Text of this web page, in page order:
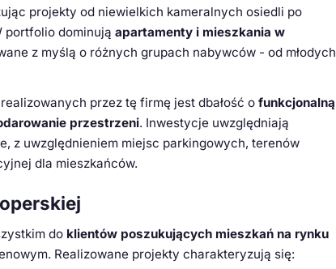
projekty od niewielkich kameralnych osiedli po
portfolio dominują apartamenty i mieszkania w
z myślą o różnych grupach nabywców - od młodych
przez tę firmę jest dbałość o funkcjonalną
przestrzeni. Inwestycje uwzględniają
z uwzględnieniem miejsc parkingowych, terenów
dla mieszkańców.
do klientów poszukujących mieszkań na rynku
Realizowane projekty charakteryzują się: